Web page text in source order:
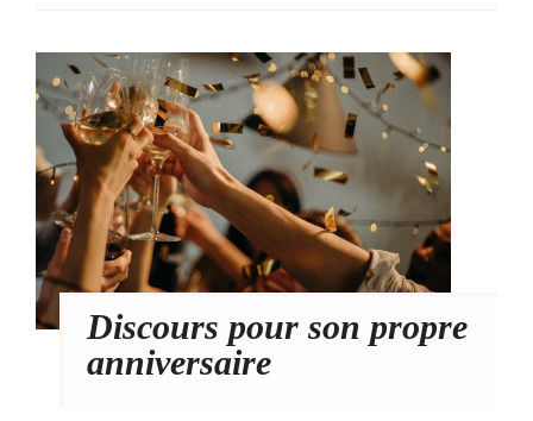
Discours pour son propre
anniversaire